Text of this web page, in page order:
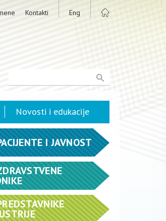
Kontakti Eng
Novosti i edukacije
I JAVNOST